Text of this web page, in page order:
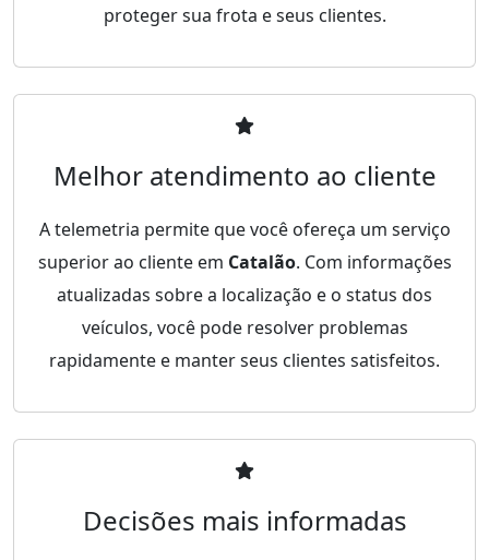
proteger sua frota e seus clientes.
Melhor atendimento ao cliente
A telemetria permite que você ofereça um serviço
superior ao cliente em Catalão. Com informações
atualizadas sobre a localização e o status dos
veículos, você pode resolver problemas
rapidamente e manter seus clientes satisfeitos.
Decisões mais informadas